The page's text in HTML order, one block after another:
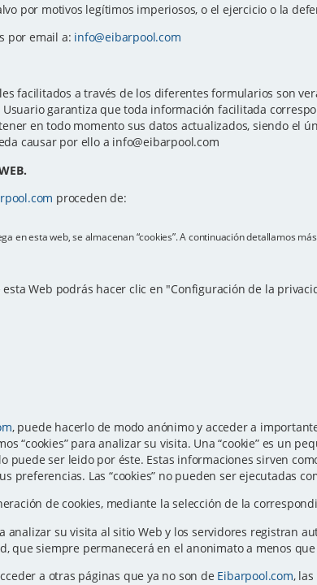
por motivos legítimos imperiosos, o el ejercicio o la
por email a: info@eibarpool.com
facilitados a través de los diferentes formularios son
garantiza que toda información facilitada
en todo momento sus datos actualizados, siendo el
causar por ello a info@eibarpool.com
proceden de:
en esta web, se almacenan “cookies”. A continuación detallamos
Web podrás hacer clic en "Configuración de la
, puede hacerlo de modo anónimo y acceder a
“cookies” para analizar su visita. Una “cookie” es un
puede ser leido por éste. Estas informaciones sirven
preferencias. Las “cookies” no pueden ser ejecutadas
de cookies, mediante la selección de la
analizar su visita al sitio Web y los servidores registran
que siempre permanecerá en el anonimato a menos
a otras páginas que ya no son de Eibarpool.com,